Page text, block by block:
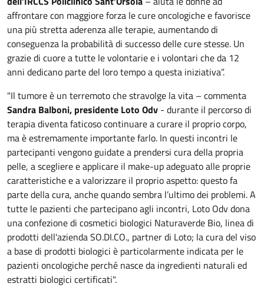
affrontare con maggiore forza le cure oncologiche e favorisce
una più stretta aderenza alle terapie, aumentando di
conseguenza la probabilità di successo delle cure stesse. Un
grazie di cuore a tutte le volontarie e i volontari che da 12
anni dedicano parte del loro tempo a questa iniziativa”.
"Il tumore è un terremoto che stravolge la vita – commenta
Sandra Balboni, presidente Loto Odv - durante il percorso di
terapia diventa faticoso continuare a curare il proprio corpo,
ma è estremamente importante farlo. In questi incontri le
partecipanti vengono guidate a prendersi cura della propria
pelle, a scegliere e applicare il make-up adeguato alle proprie
caratteristiche e a valorizzare il proprio aspetto: questo fa
parte della cura, anche quando sembra l’ultimo dei problemi. A
tutte le pazienti che partecipano agli incontri, Loto Odv dona
una confezione di cosmetici biologici Naturaverde Bio, linea di
prodotti dell'azienda SO.DI.CO., partner di Loto; la cura del viso
a base di prodotti biologici è particolarmente indicata per le
pazienti oncologiche perché nasce da ingredienti naturali ed
estratti biologici certificati".